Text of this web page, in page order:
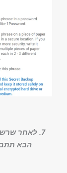
7. לאחר
הבא